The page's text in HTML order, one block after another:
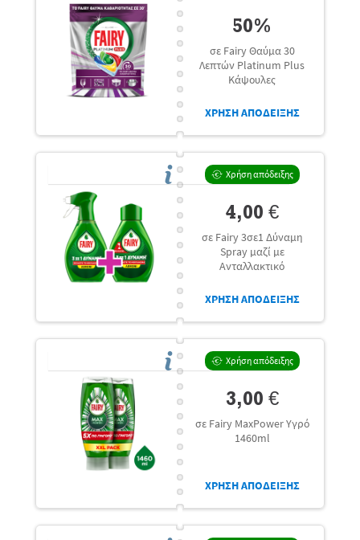
50%
σε Fairy Θαύμα 30
Λεπτών Platinum Plus
Κάψουλες
ΧΡΗΣΗ ΑΠΟΔΕΙΞΗΣ
Χρήση απόδειξης
4,00 €
σε Fairy 3σε1 Δύναμη
Spray μαζί με
Ανταλλακτικό
ΧΡΗΣΗ ΑΠΟΔΕΙΞΗΣ
Χρήση απόδειξης
3,00 €
σε Fairy MaxPower Υγρό
1460ml
ΧΡΗΣΗ ΑΠΟΔΕΙΞΗΣ